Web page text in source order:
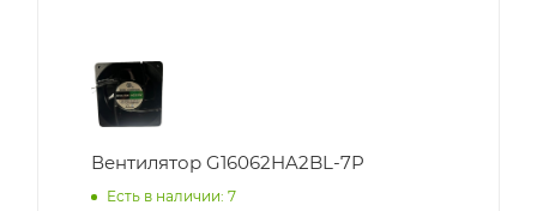
Вентилятор G16062HA2BL-7P
Есть в наличии: 7